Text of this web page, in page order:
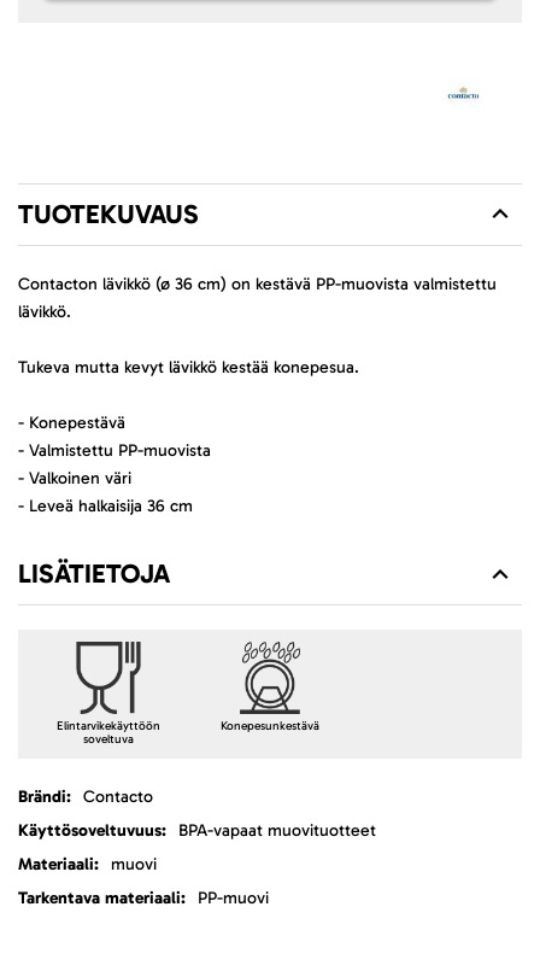
TUOTEKUVAUS
Contacton lävikkö (ø 36 cm) on kestävä PP-muovista valmistettu
lävikkö.
Tukeva mutta kevyt lävikkö kestää konepesua.
- Konepestävä
- Valmistettu PP-muovista
- Valkoinen väri
- Leveä halkaisija 36 cm
LISÄTIETOJA
Elintarvikekäyttöön
soveltuva
Konepesunkestävä
LisätietojaContacto
BPA-vapaat muovituotteet
muovi
PP-muovi